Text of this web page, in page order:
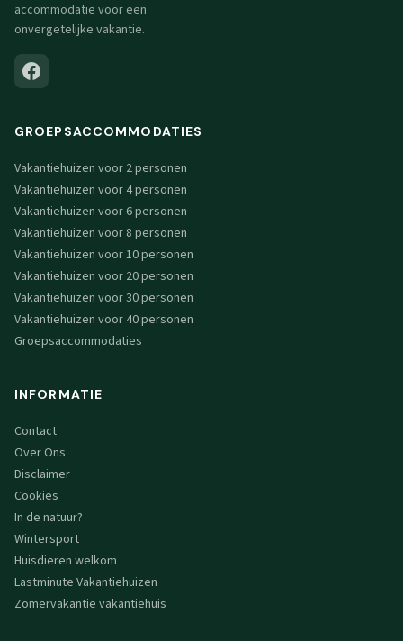
accommodatie voor een
onvergetelijke vakantie.
GROEPSACCOMMODATIES
Vakantiehuizen voor 2 personen
Vakantiehuizen voor 4 personen
Vakantiehuizen voor 6 personen
Vakantiehuizen voor 8 personen
Vakantiehuizen voor 10 personen
Vakantiehuizen voor 20 personen
Vakantiehuizen voor 30 personen
Vakantiehuizen voor 40 personen
Groepsaccommodaties
INFORMATIE
Contact
Over Ons
Disclaimer
Cookies
In de natuur?
Wintersport
Huisdieren welkom
Lastminute Vakantiehuizen
Zomervakantie vakantiehuis